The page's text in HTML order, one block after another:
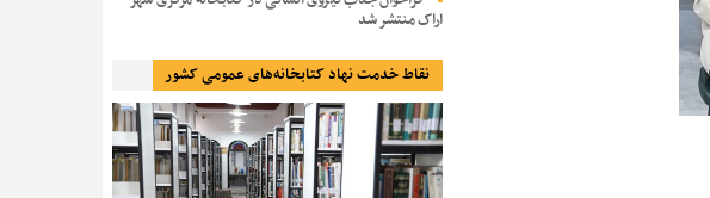
اراک منتشر شد
نقاط خدمت نهاد کتابخانه‌های عمومی کشور